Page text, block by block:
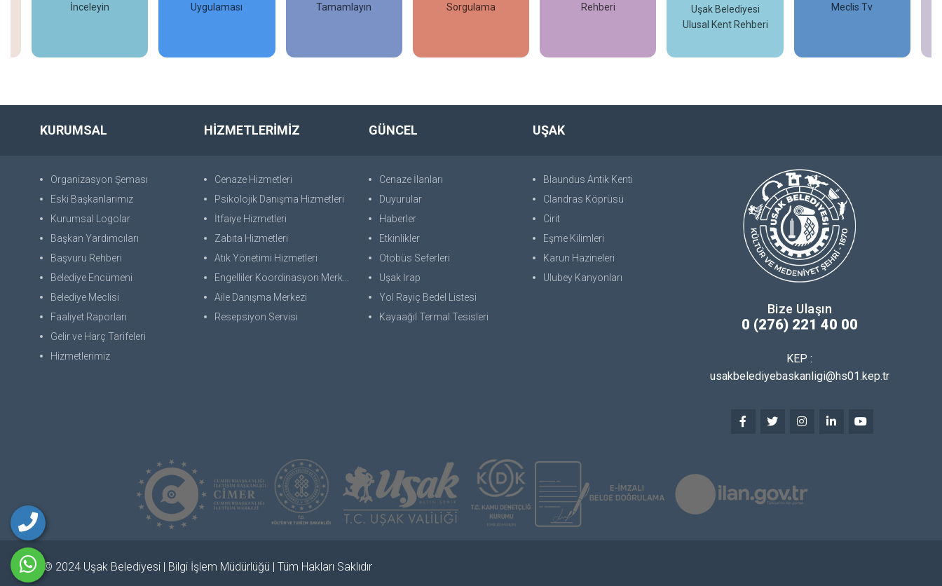
İnceleyin
Uygulaması
Tamamlayın
Sorgulama
Rehberi
Uşak Belediyesi
Ulusal Kent Rehberi
Meclis Tv
KURUMSAL
Organizasyon Şeması
Eski Başkanlarımız
Kurumsal Logolar
Başkan Yardımcıları
Başvuru Rehberi
Belediye Encümeni
Belediye Meclisi
Faaliyet Raporları
Gelir ve Harç Tarifeleri
Hizmetlerimiz
HİZMETLERİMİZ
Cenaze Hizmetleri
Psikolojik Danışma Hizmetleri
İtfaiye Hizmetleri
Zabıta Hizmetleri
Atık Yönetimi Hizmetleri
Engelliler Koordinasyon Merkezi
Aile Danışma Merkezi
Resepsiyon Servisi
GÜNCEL
Cenaze İlanları
Duyurular
Haberler
Etkinlikler
Otobüs Seferleri
Uşak İrap
Yol Rayiç Bedel Listesi
Kayaağıl Termal Tesisleri
UŞAK
Blaundus Antik Kenti
Clandras Köprüsü
Cirit
Eşme Kilimleri
Karun Hazineleri
Ulubey Kanyonları
Bize Ulaşın
0 (276) 221 40 00
KEP :
usakbelediyebaskanligi@hs01.kep.tr
© 2024 Uşak Belediyesi | Bilgi İşlem Müdürlüğü | Tüm Hakları Saklıdır